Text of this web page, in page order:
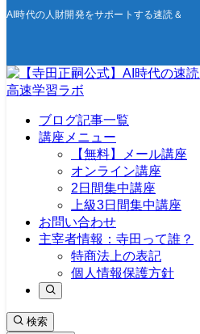
AI時代の人財開発をサポートする速読＆高
ブログ記事一覧
講座メニュー
【無料】メール講座
オンライン講座
2日間集中講座
上級3日間集中講座
お問い合わせ
主宰者情報：寺田って誰？
特商法上の表記
個人情報保護方針
検索